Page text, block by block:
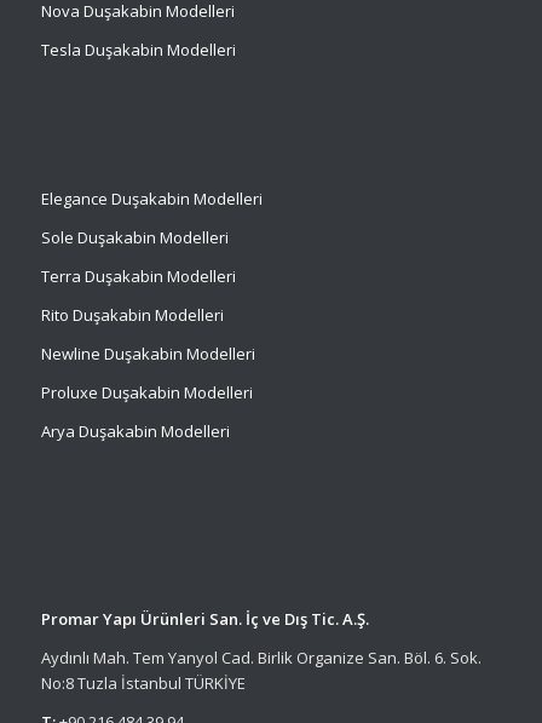
Nova Duşakabin Modelleri
Tesla Duşakabin Modelleri
Elegance Duşakabin Modelleri
Sole Duşakabin Modelleri
Terra Duşakabin Modelleri
Rito Duşakabin Modelleri
Newline Duşakabin Modelleri
Proluxe Duşakabin Modelleri
Arya Duşakabin Modelleri
Promar Yapı Ürünleri San. İç ve Dış Tic. A.Ş.
Aydınlı Mah. Tem Yanyol Cad. Birlik Organize San. Böl. 6. Sok.
No:8 Tuzla İstanbul TÜRKİYE